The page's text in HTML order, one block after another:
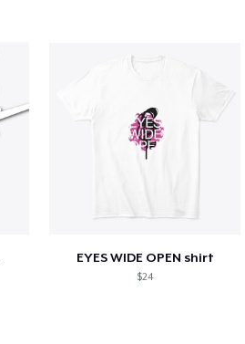
EYES WIDE OPEN shirt
$24